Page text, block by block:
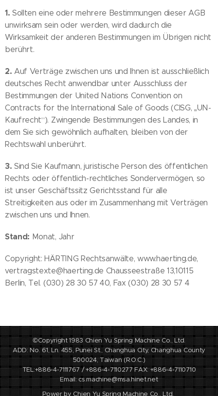
1. Sollten eine oder mehrere Bestimmungen dieser AGB
unwirksam sein oder werden, wird dadurch die
Wirksamkeit der anderen Bestimmungen im Übrigen nicht
berührt.
2. Auf Verträge zwischen uns und Ihnen ist ausschließlich
deutsches Recht anwendbar unter Ausschluss der
Bestimmungen der United Nations Convention on
Contracts for the International Sale of Goods (CISG, „UN-
Kaufrecht“). Zwingende Bestimmungen des Landes, in
dem Sie sich gewöhnlich aufhalten, bleiben von der
Rechtswahl unberührt.
3. Sind Sie Kaufmann, juristische Person des öffentlichen
Rechts oder öffentlich-rechtliches Sondervermögen, so
ist unser Geschäftssitz Gerichtsstand für alle
Streitigkeiten aus oder im Zusammenhang mit Verträgen
zwischen uns und Ihnen.
Stand: Monat, Jahr
Copyright: HÄRTING Rechtsanwälte, www.haerting.de,
vertragstexte@haerting.de Chausseestraße 13,10115
Berlin, Tel. (030) 28 30 57 40, Fax (030) 28 30 57 4
©Copyright 1983 Chien Yu Spring Machine Co., Ltd.
ADD: No. 61, Ln. 455, Punei St., Changhua City, Changhua County
500024, Taiwan (R.O.C.)
TEL:+886-4-7111767 / +886-4-7110277 FAX: +886-4-7110710
Email: cs.machine@msa.hinet.net
Power by Chien Yu Spring Machine Co., Ltd.